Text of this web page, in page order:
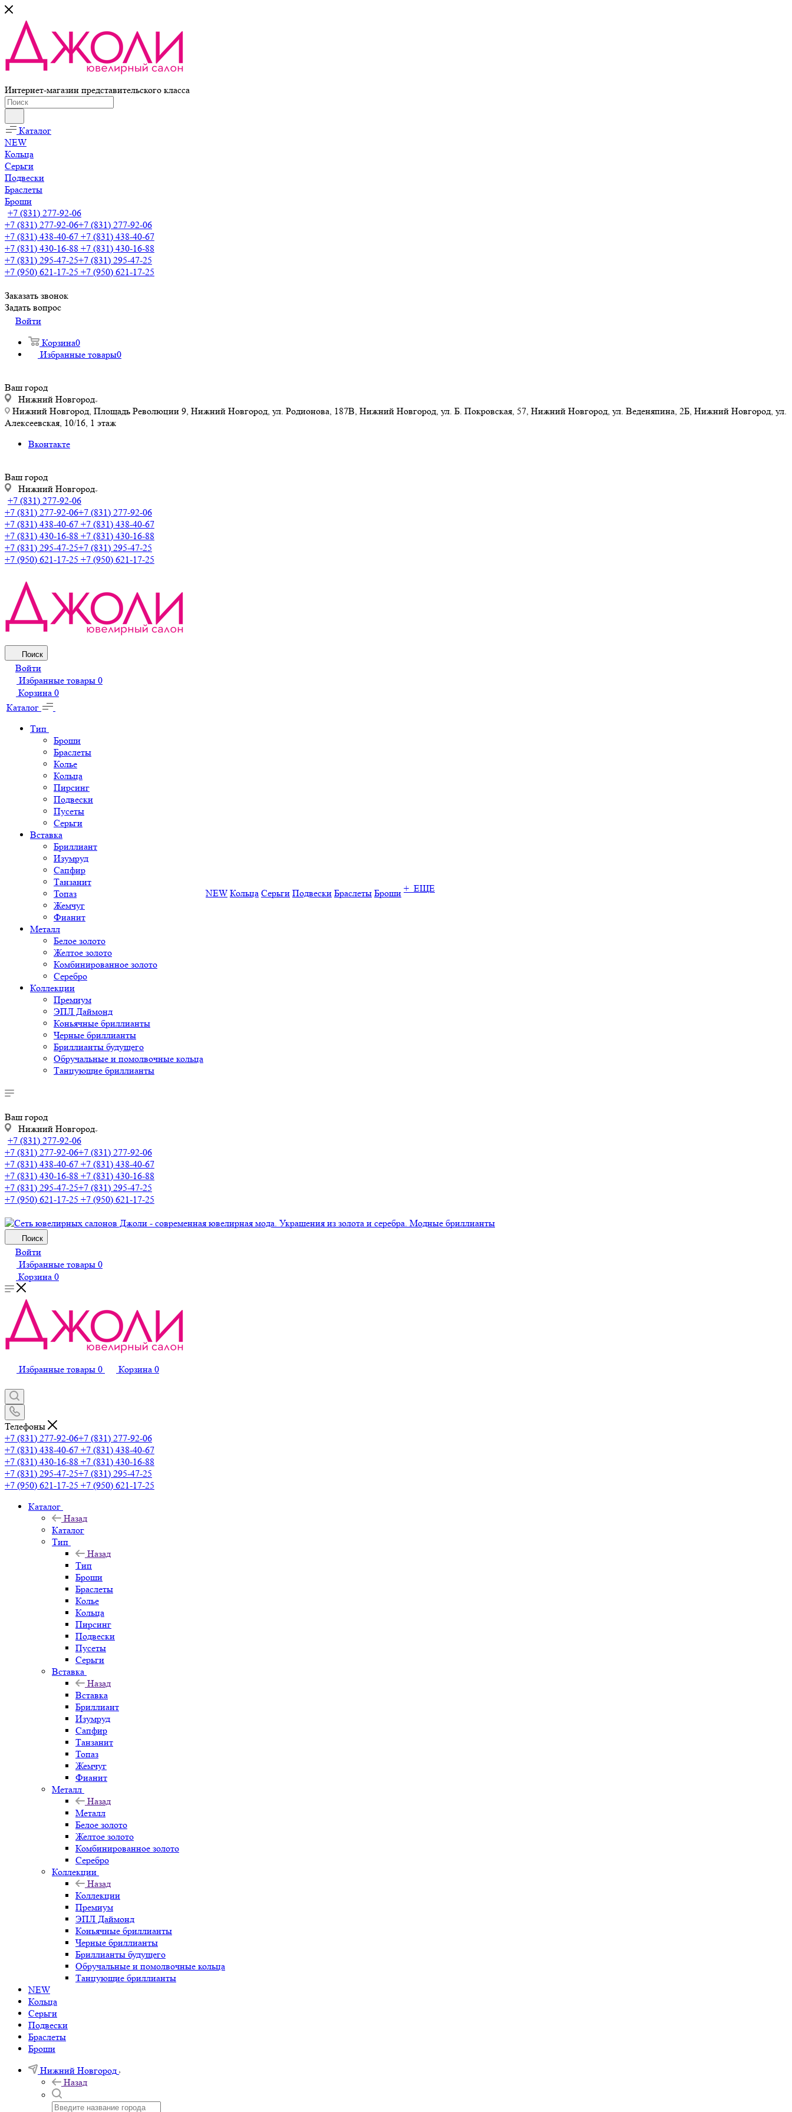
Интернет-магазин представительского класса
Каталог
NEW
Кольца
Серьги
Подвески
Браслеты
Броши
+7 (831) 277-92-06
+7 (831) 277-92-06+7 (831) 277-92-06
+7 (831) 438-40-67 +7 (831) 438-40-67
+7 (831) 430-16-88 +7 (831) 430-16-88
+7 (831) 295-47-25+7 (831) 295-47-25
+7 (950) 621-17-25 +7 (950) 621-17-25
Заказать звонок
Задать вопрос
Войти
Корзина0
Избранные товары0
Ваш город
Нижний Новгород
Нижний Новгород, Площадь Революции 9, Нижний Новгород, ул. Родионова, 187В, Нижний Новгород, ул. Б. Покровская, 57, Нижний Новгород, ул. Веденяпина, 2Б, Нижний Новгород, ул.
Алексеевская, 10/16, 1 этаж
Вконтакте
Ваш город
Нижний Новгород
+7 (831) 277-92-06
+7 (831) 277-92-06+7 (831) 277-92-06
+7 (831) 438-40-67 +7 (831) 438-40-67
+7 (831) 430-16-88 +7 (831) 430-16-88
+7 (831) 295-47-25+7 (831) 295-47-25
+7 (950) 621-17-25 +7 (950) 621-17-25
Поиск
Войти
Избранные товары 0
Корзина 0
Каталог
Тип
Броши
Браслеты
Колье
Кольца
Пирсинг
Подвески
Пусеты
Серьги
Вставка
Бриллиант
Изумруд
Сапфир
Танзанит
Топаз
Жемчуг
Фианит
Металл
Белое золото
Желтое золото
Комбинированное золото
Серебро
Коллекции
Премиум
ЭПЛ Даймонд
Коньячные бриллианты
Черные бриллианты
Бриллианты будущего
Обручальные и помолвочные кольца
Танцующие бриллианты
NEW Кольца Серьги Подвески Браслеты Броши + ЕЩЕ
Ваш город
Нижний Новгород
+7 (831) 277-92-06
+7 (831) 277-92-06+7 (831) 277-92-06
+7 (831) 438-40-67 +7 (831) 438-40-67
+7 (831) 430-16-88 +7 (831) 430-16-88
+7 (831) 295-47-25+7 (831) 295-47-25
+7 (950) 621-17-25 +7 (950) 621-17-25
Поиск
Войти
Избранные товары 0
Корзина 0
Избранные товары 0 Корзина 0
Телефоны
+7 (831) 277-92-06+7 (831) 277-92-06
+7 (831) 438-40-67 +7 (831) 438-40-67
+7 (831) 430-16-88 +7 (831) 430-16-88
+7 (831) 295-47-25+7 (831) 295-47-25
+7 (950) 621-17-25 +7 (950) 621-17-25
Каталог
Назад
Каталог
Тип
Назад
Тип
Броши
Браслеты
Колье
Кольца
Пирсинг
Подвески
Пусеты
Серьги
Вставка
Назад
Вставка
Бриллиант
Изумруд
Сапфир
Танзанит
Топаз
Жемчуг
Фианит
Металл
Назад
Металл
Белое золото
Желтое золото
Комбинированное золото
Серебро
Коллекции
Назад
Коллекции
Премиум
ЭПЛ Даймонд
Коньячные бриллианты
Черные бриллианты
Бриллианты будущего
Обручальные и помолвочные кольца
Танцующие бриллианты
NEW
Кольца
Серьги
Подвески
Браслеты
Броши
Нижний Новгород
Назад